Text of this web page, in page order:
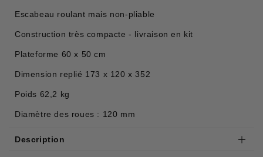
Escabeau roulant mais non-pliable
Construction très compacte - livraison en kit
Plateforme 60 x 50 cm
Dimension replié 173 x 120 x 352
Poids 62,2 kg
Diamètre des roues : 120 mm
Description